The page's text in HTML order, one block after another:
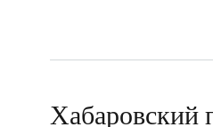
Хабаровский